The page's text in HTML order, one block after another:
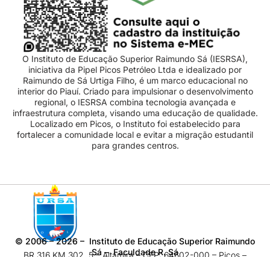
O Instituto de Educação Superior Raimundo Sá (IESRSA),
iniciativa da Pipel Picos Petróleo Ltda e idealizado por
Raimundo de Sá Urtiga Filho, é um marco educacional no
interior do Piauí. Criado para impulsionar o desenvolvimento
regional, o IESRSA combina tecnologia avançada e
infraestrutura completa, visando uma educação de qualidade.
Localizado em Picos, o Instituto foi estabelecido para
fortalecer a comunidade local e evitar a migração estudantil
para grandes centros.
© 2006 – 2026 – Instituto de Educação Superior Raimundo
Sá – Faculdade R. Sá